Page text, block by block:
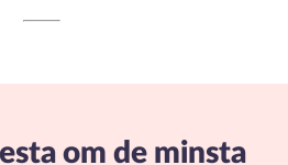
om de minsta